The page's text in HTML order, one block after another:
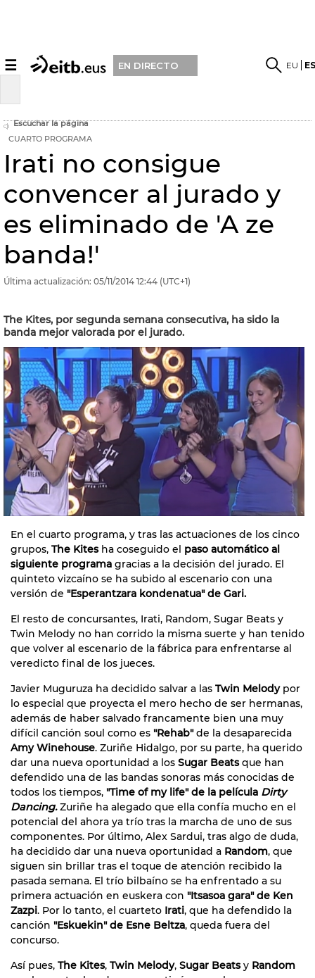
☰ EN DIRECTO EU
Escuchar la página
CUARTO PROGRAMA
Irati no consigue
convencer al jurado y
es eliminado de 'A ze
banda!'
Última actualización: 05/11/2014 12:44 (UTC+1)
The Kites, por segunda semana consecutiva, ha sido la
banda mejor valorada por el jurado.
En el cuarto programa, y tras las actuaciones de los cinco
grupos, The Kitesha coseguido el paso automático al
siguiente programa gracias a la decisión del jurado. El
quinteto vizcaíno se ha subido al escenario con una
versión de "Esperantzara kondenatua" de Gari.
El resto de concursantes, Irati, Random, Sugar Beats y
Twin Melody no han corrido la misma suerte y han tenido
que volver al escenario de la fábrica para enfrentarse al
veredicto final de los jueces.
Javier Muguruza ha decidido salvar a las Twin Melodypor
lo especial que proyecta el mero hecho de ser hermanas,
además de haber salvado francamente bien una muy
difícil canción soul como es "Rehab"de la desaparecida
Amy Winehouse. Zuriñe Hidalgo, por su parte, ha querido
dar una nueva oportunidad a los Sugar Beatsque han
defendido una de las bandas sonoras más conocidas de
todos los tiempos, "Time of my life" de la película Dirty
Dancing.Zuriñe ha alegado que ella confía mucho en el
potencial del ahora ya trío tras la marcha de uno de sus
componentes. Por último, Alex Sardui, tras algo de duda,
ha decidido dar una nueva oportunidad a Random, que
siguen sin brillar tras el toque de atención recibido la
pasada semana. El trío bilbaíno se ha enfrentado a su
primera actuación en euskera con "Itsasoa gara" de Ken
Zazpi. Por lo tanto, el cuarteto Irati, que ha defendido la
canción "Eskuekin" de Esne Beltza, queda fuera del
concurso.
Así pues, The Kites, Twin Melody, Sugar Beatsy Random